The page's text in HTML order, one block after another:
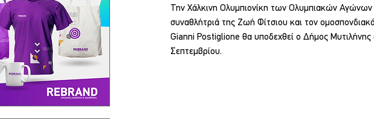
Την Χάλκινη Ολυμπιονίκη των Ολυμπιακών
συναθλήτριά της Ζωή Φίτσιου και τον
Gianni Postiglione θα υποδεχθεί ο Δήμος
Σεπτεμβρίου.